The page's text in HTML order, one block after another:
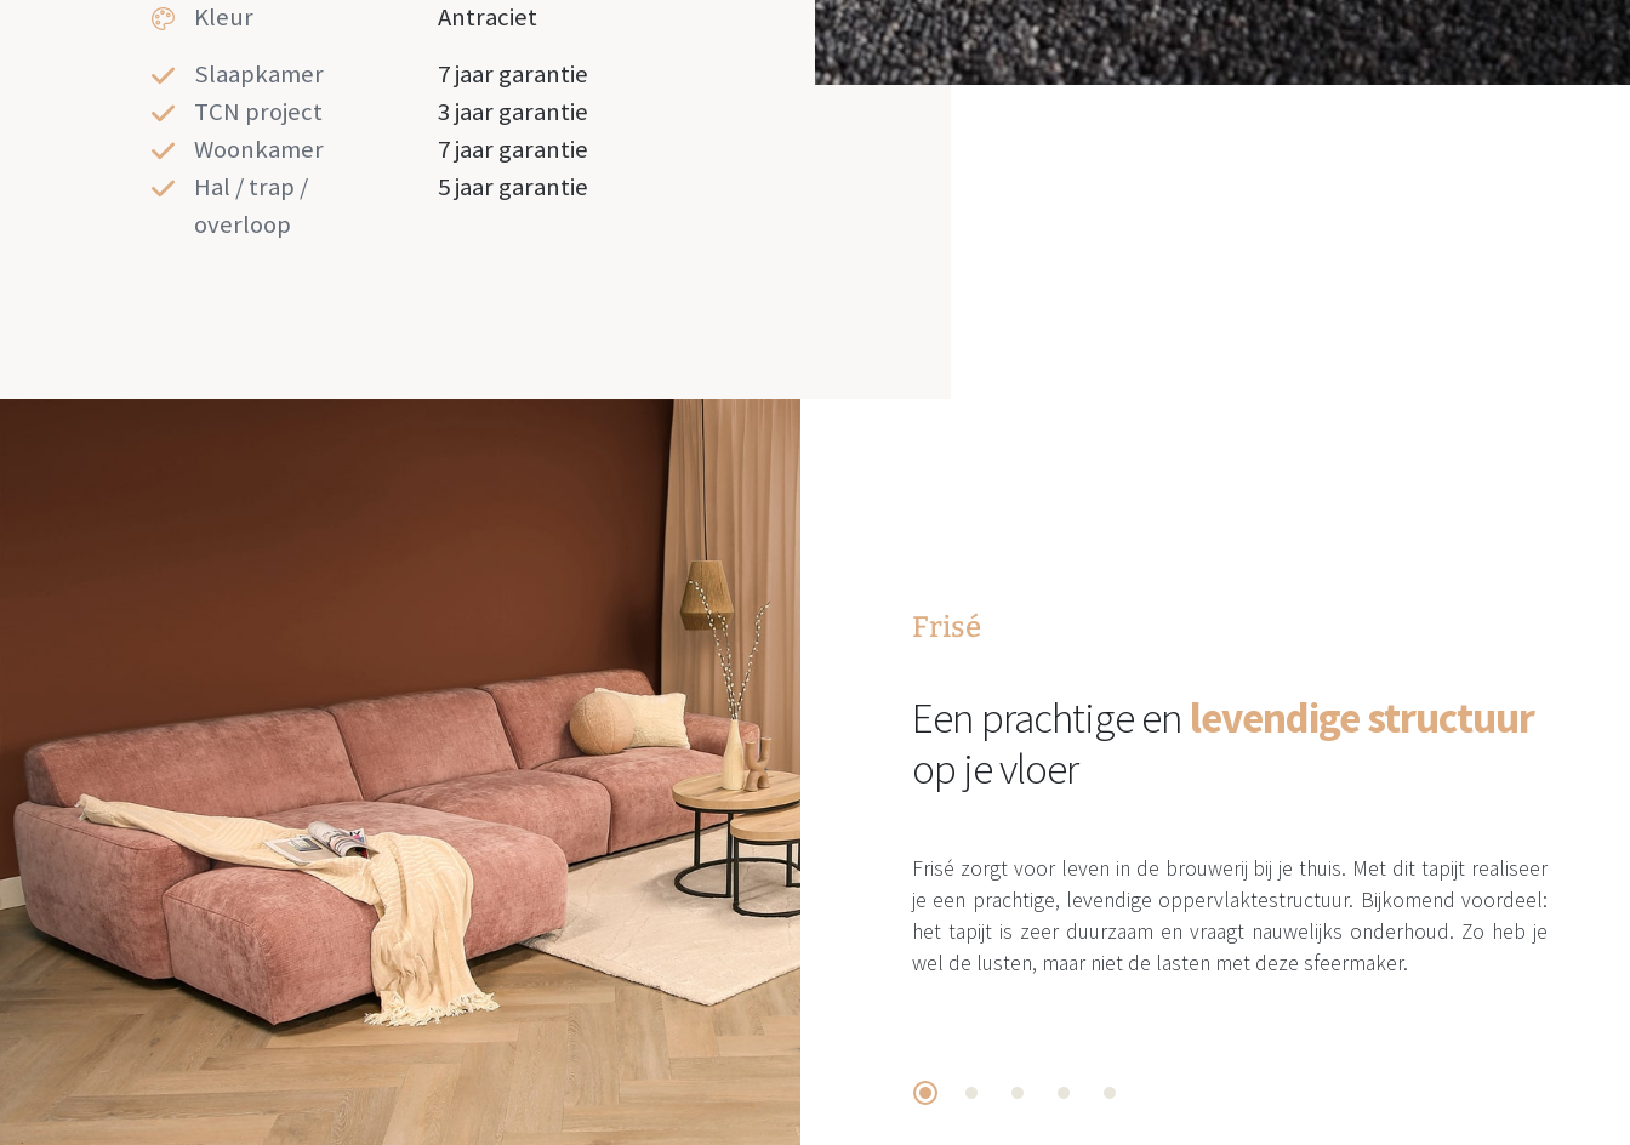
Kleur
Antraciet
Slaapkamer
7 jaar garantie
TCN project
3 jaar garantie
Woonkamer
7 jaar garantie
Hal / trap /
overloop
5 jaar garantie
Frisé
Een prachtige en levendige structuur
op je vloer
Frisé zorgt voor leven in de brouwerij bij je thuis. Met dit tapijt realiseer
je een prachtige, levendige oppervlaktestructuur. Bijkomend voordeel:
het tapijt is zeer duurzaam en vraagt nauwelijks onderhoud. Zo heb je
wel de lusten, maar niet de lasten met deze sfeermaker.